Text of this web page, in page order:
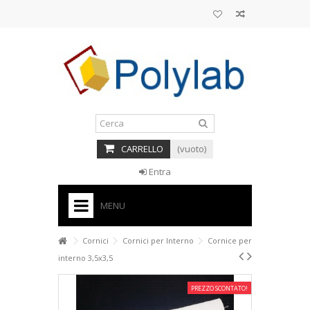
CARRELLO
(vuoto)
Entra
MENU
HOME
+
+
Cornici Cornici per Interno
Cornice per
interno 3,5x3,5
PREZZO SCONTATO!